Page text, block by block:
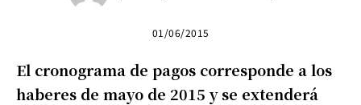
01/06/2015
El cronograma de pagos corresponde a los
haberes de mayo de 2015 y se extenderá